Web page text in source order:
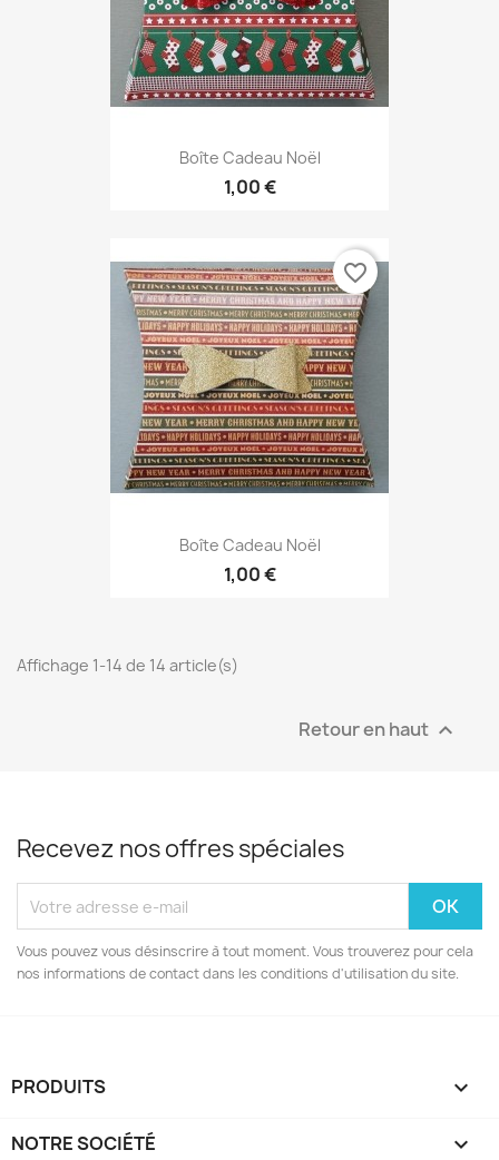
Boîte Cadeau Noël
1,00 €
Boîte Cadeau Noël
1,00 €
favorite_border
Affichage 1-14 de 14 article(s)
Retour en haut 
Recevez nos offres spéciales
Vous pouvez vous désinscrire à tout moment. Vous trouverez pour cela
nos informations de contact dans les conditions d'utilisation du site.
PRODUITS 
NOTRE SOCIÉTÉ 